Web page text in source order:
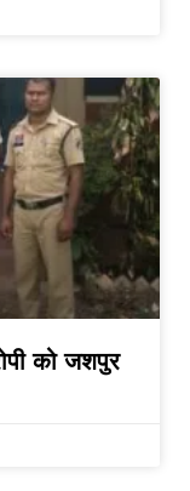
को जशपुर